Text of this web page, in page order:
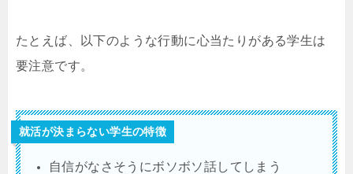
たとえば、以下のような行動に心当たりがある学生は
要注意です。
就活が決まらない学生の特徴
自信がなさそうにボソボソ話してしまう